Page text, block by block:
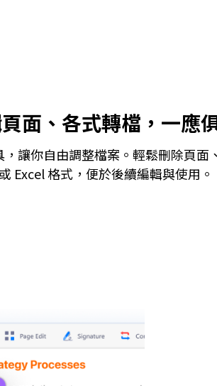
面、各式轉檔，一應
，讓你自由調整檔案。輕鬆刪除頁面
Excel 格式，便於後續編輯與使用。